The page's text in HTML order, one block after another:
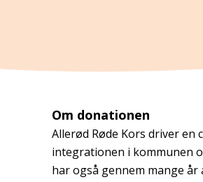
Om donationen
Allerød Røde Kors driver
integrationen i kommunen
har også gennem mange